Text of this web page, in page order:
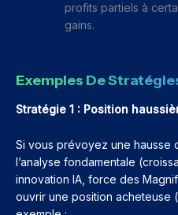
profits partiels à
gains.
Exemples De
Stratégie 1 : Position
Si vous prévoyez une hausse
l’analyse fondamentale
innovation IA, force des
ouvrir une position acheteuse